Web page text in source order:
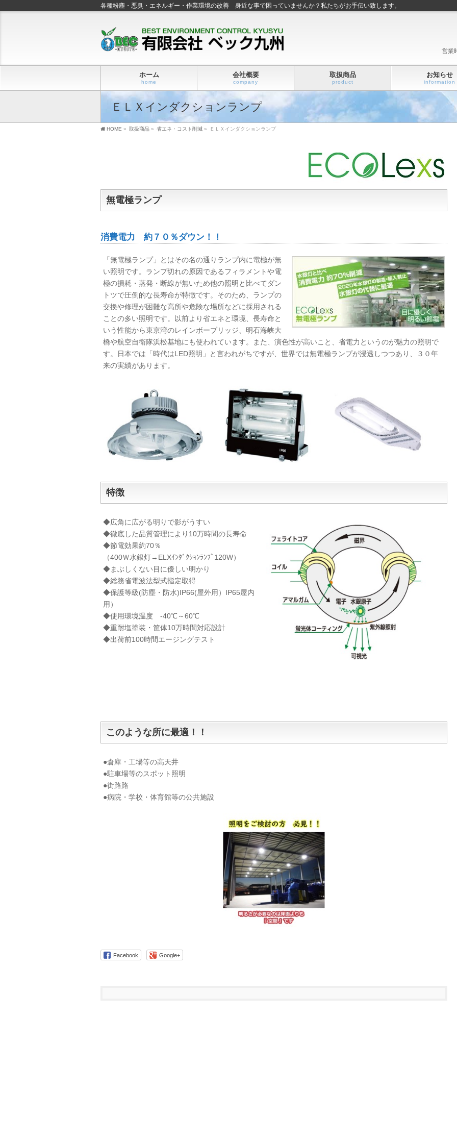
各種粉塵・悪臭・エネルギー・作業環境の改善 身近な事で困っていませんか？私たちがお手伝い致します。
営業
ホーム
home
会社概要
company
取扱商品
product
お知らせ
information
ＥＬＸインダクションランプ
HOME » 取扱商品 » 省エネ・コスト削減 » ＥＬＸインダクションランプ
無電極ランプ
消費電力 約７０％ダウン！！
「無電極ランプ」とはその名の通りランプ内に電極が無
い照明です。ランプ切れの原因であるフィラメントや電
極の損耗・蒸発・断線が無いため他の照明と比べてダン
トツで圧倒的な長寿命が特徴です。そのため、ランプの
交換や修理が困難な高所や危険な場所などに採用される
ことの多い照明です。以前より省エネと環境、長寿命と
いう性能から東京湾のレインボーブリッジ、明石海峡大
橋や航空自衛隊浜松基地にも使われています。 また、演色性が高いこと、省電力というのが魅力の照明で
す。日本では「時代はLED照明」と言われがちですが、世界では無電極ランプが浸透しつつあり、３０年
来の実績があります。
特徴
◆広角に広がる明りで影がうすい
◆徹底した品質管理により10万時間の長寿命
◆節電効果約70％
（400Ｗ水銀灯→ELXｲﾝﾀﾞｸｼｮﾝﾗﾝﾌﾟ120W）
◆まぶしくない目に優しい明かり
◆総務省電波法型式指定取得
◆保護等級(防塵・防水)IP66(屋外用）IP65屋内
用）
◆使用環境温度 -40℃～60℃
◆重耐塩塗装・筐体10万時間対応設計
◆出荷前100時間エージングテスト
このような所に最適！！
●倉庫・工場等の高天井
●駐車場等のスポット照明
●街路路
●病院・学校・体育館等の公共施設
Facebook Google+